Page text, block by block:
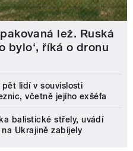
lež. Ruská
bylo‘, říká o dronu
pět lidí v souvislosti
včetně jejího exšéfa
balistické střely, uvádí
Ukrajině zabíjely